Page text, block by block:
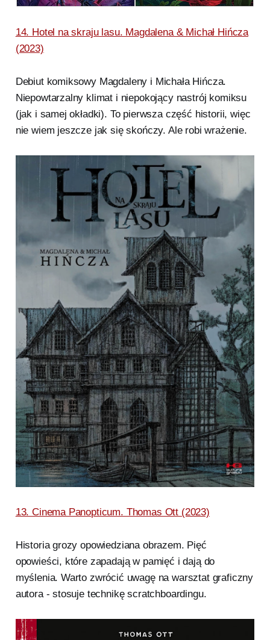
14. Hotel na skraju lasu. Magdalena & Michał Hińcza
(2023)
Debiut komiksowy Magdaleny i Michała Hińcza.
Niepowtarzalny klimat i niepokojący nastrój komiksu
(jak i samej okładki). To pierwsza część historii, więc
nie wiem jeszcze jak się skończy. Ale robi wrażenie.
13. Cinema Panopticum. Thomas Ott (2023)
Historia grozy opowiedziana obrazem. Pięć
opowieści, które zapadają w pamięć i dają do
myślenia. Warto zwrócić uwagę na warsztat graficzny
autora - stosuje technikę scratchboardingu.